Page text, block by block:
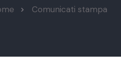
Comunicati stampa